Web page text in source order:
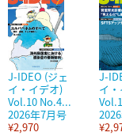
J-IDEO (ジェ
イ・イデオ)
Vol.10 No.4...
2026年7月号
¥2,970
J-
イ